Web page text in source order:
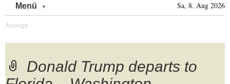
Menü Sa, 8. Aug 2026
Donald Trump departs to